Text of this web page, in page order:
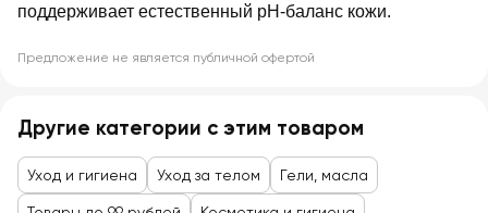
поддерживает естественный pH-баланс кожи.
Предложение не является публичной офертой
Другие категории с этим товаром
Уход и гигиена Уход за телом Гели, масла